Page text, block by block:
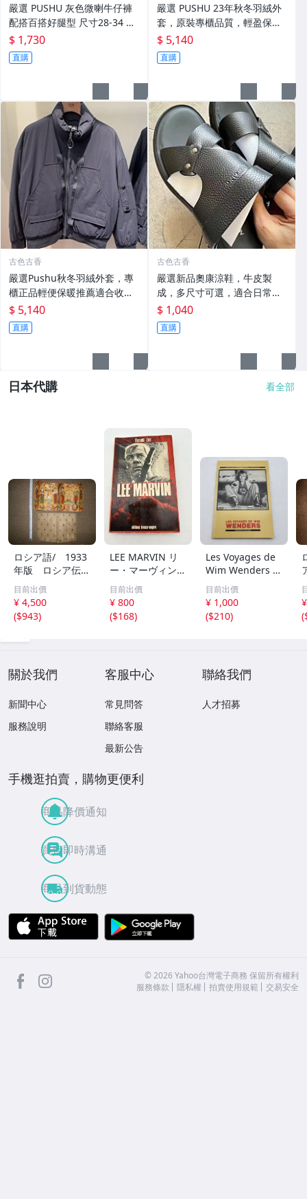
嚴選 PUSHU 灰色微喇牛仔褲
配搭百搭好腿型 尺寸28-34 灰
色牛仔褲 潮流穿搭 修身設計
$ 1,730
直購
嚴選 PUSHU 23年秋冬羽絨外
套，原裝專櫃品質，輕盈保暖
適合過渡季穿搭 換季穿新衣 冬
秋 羽絨外套
$ 5,140
直購
古色古香
嚴選Pushu秋冬羽絨外套，專
櫃正品輕便保暖推薦適合收藏
秋冬羽絨 外套 保暖
$ 5,140
直購
古色古香
嚴選新品奧康涼鞋，牛皮製
成，多尺寸可選，適合日常搭
配收藏 涼鞋 牛皮 奧康
$ 1,040
直購
日本代購 看全部
ロシア語/ 1933
年版 ロシア伝統
人形 262ペー
ジ 本の状態悪
い
目前出價
¥ 4,500
($943)
LEE MARVIN リ
ー・マーヴィン D
onald Zec Franc
e-Empire 仏語伝
記 映画俳優 西部
劇 戦争映画 写真
目前出價
¥ 800
($168)
Les Voyages de
Wim Wenders ヴ
ィム・ヴェンダー
ス Philippe Dub
ois Catherine Pe
tit Yellow Now 仏
目前出價
¥ 1,000
($210)
(
關於我們
新聞中心
服務說明
客服中心
常見問答
聯絡客服
最新公告
聯絡我們
人才招募
手機逛拍賣，購物更便利
商品降價通知
買賣即時溝通
商品到貨動態
APP Store
facebook ©2026 Yahoo台灣電子商務 保留所有權利
服務條款
隱私權 拍賣使用規範 交易安全